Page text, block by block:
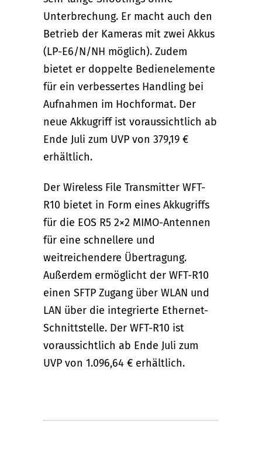
Unterbrechung. Er macht auch den
Betrieb der Kameras mit zwei Akkus
(LP-E6/N/NH möglich). Zudem
bietet er doppelte Bedienelemente
für ein verbessertes Handling bei
Aufnahmen im Hochformat. Der
neue Akkugriff ist voraussichtlich ab
Ende Juli zum UVP von 379,19 €
erhältlich.
Der Wireless File Transmitter WFT-
R10 bietet in Form eines Akkugriffs
für die EOS R5 2×2 MIMO-Antennen
für eine schnellere und
weitreichendere Übertragung.
Außerdem ermöglicht der WFT-R10
einen SFTP Zugang über WLAN und
LAN über die integrierte Ethernet-
Schnittstelle. Der WFT-R10 ist
voraussichtlich ab Ende Juli zum
UVP von 1.096,64 € erhältlich.